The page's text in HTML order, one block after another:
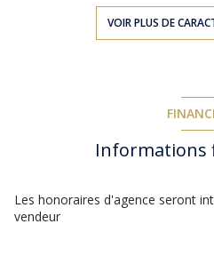
construit en 1981
2 garage(s)
VOIR PLUS DE
Informations
Les honoraires d'agence seront
vendeur